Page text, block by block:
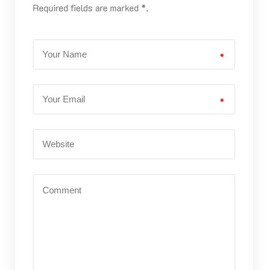
Required fields are marked *.
*
*